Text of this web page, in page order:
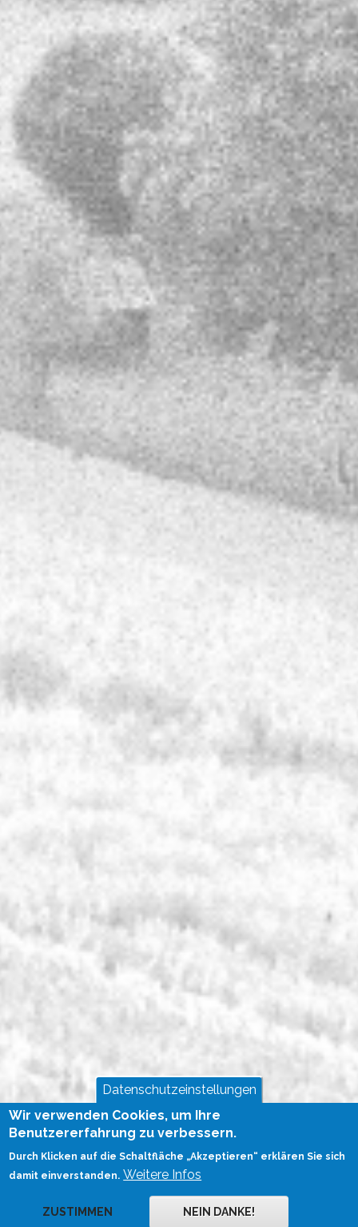
Rechtswidrige Inhalte waren zum
Zeitpunkt der Verlinkung nicht erkennbar.
Eine permanente inhaltliche Kontrolle der
verlinkten Seiten ist jedoch ohne konkrete
Anhaltspunkte einer Rechtsverletzung
nicht zumutbar. Bei Bekanntwerden von
Rechtsverletzungen werden wir derartige
Links umgehend entfernen.
Urheberrecht
Die durch die Seitenbetreiber erstellten
Inhalte und Werke auf diesen Seiten
unterliegen dem deutschen Urheberrecht.
Die Vervielfältigung, Bearbeitung,
Verbreitung und jede Art der Verwertung
außerhalb der Grenzen des
Urheberrechtes bedürfen der schriftlichen
Zustimmung des jeweiligen Autors bzw.
Erstellers. Downloads und Kopien dieser
Seite sind nur für den privaten, nicht
kommerziellen Gebrauch gestattet. Soweit
die Inhalte auf dieser Seite nicht vom
Betreiber erstellt wurden, werden die
Urheberrechte Dritter beachtet.
Insbesondere werden Inhalte Dritter als
solche gekennzeichnet. Sollten Sie
entsprechenden Hinweis. Bei
Bekanntwerden von Rechtsverletzungen
werden wir derartige Inhalte umgehend
entfernen.
FußzeilenmenüDatenschutz
Impressum
Datenschutzeinstellungen
Wir verwenden Cookies, um Ihre
Benutzererfahrung zu verbessern.
Durch Klicken auf die Schaltfläche „Akzeptieren“ erklären Sie sich
damit einverstanden. Weitere Infos
ZUSTIMMEN NEIN DANKE!